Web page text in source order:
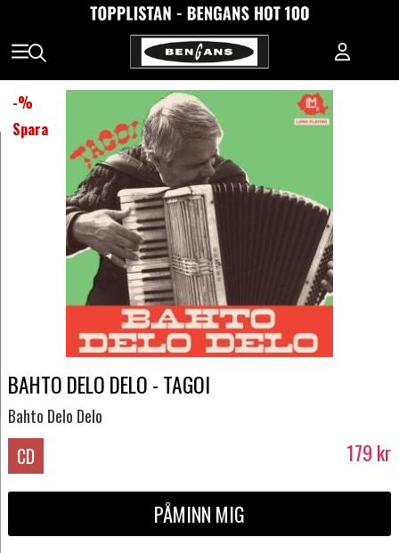
-%
Spara
BAHTO DELO DELO - TAGOI
Bahto Delo Delo
CD 179 kr
PÅMINN MIG